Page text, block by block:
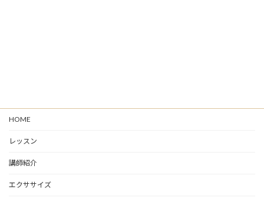
HOME
レッスン
講師紹介
エクササイズ